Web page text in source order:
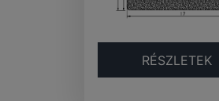
RÉSZLETEK